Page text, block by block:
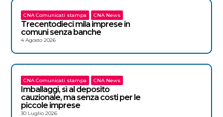
CNA Comunicati stampa CNA News
Trecentodieci mila imprese in
comuni senza banche
4 Agosto 2026
CNA Comunicati stampa CNA News
Imballaggi, sì al deposito
cauzionale, ma senza costi per le
piccole imprese
30 Luglio 2026